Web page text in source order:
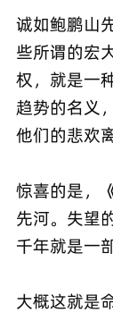
诚如鲍鹏山
些所谓的宏
权，就是一
趋势的名义
他们的悲欢
惊喜的是，
先河。失望
千年就是一
大概这就是